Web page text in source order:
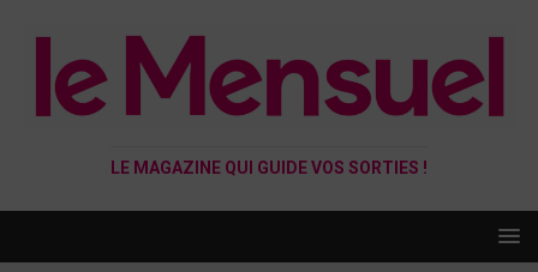
LE MAGAZINE QUI GUIDE VOS SORTIES !